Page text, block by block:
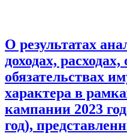
О результатах
доходах,
обязательствах
характера в
кампании 2023
год),